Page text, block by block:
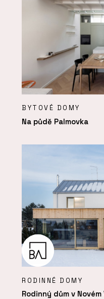
BYTOVÉ DOMY
Na půdě Palmovka
RODINNÉ DOMY
Rodinný dům v